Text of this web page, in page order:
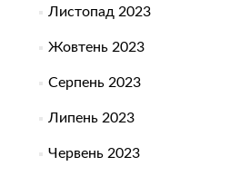
Листопад 2023
Жовтень 2023
Серпень 2023
Липень 2023
Червень 2023